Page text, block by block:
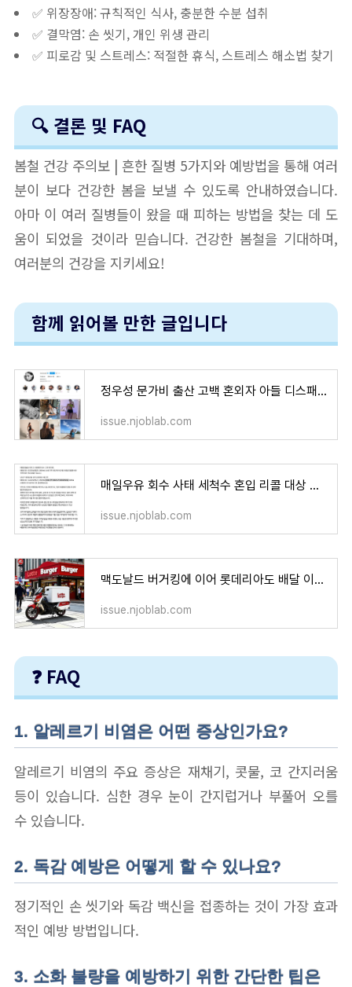
✅ 위장장애: 규칙적인 식사, 충분한 수분 섭취
✅ 결막염: 손 씻기, 개인 위생 관리
✅ 피로감 및 스트레스: 적절한 휴식, 스트레스 해소법 찾기
🔍 결론 및 FAQ
봄철 건강 주의보 | 흔한 질병 5가지와 예방법을 통해 여러
분이 보다 건강한 봄을 보낼 수 있도록 안내하였습니다.
아마 이 여러 질병들이 왔을 때 피하는 방법을 찾는 데 도
움이 되었을 것이라 믿습니다. 건강한 봄철을 기대하며,
여러분의 건강을 지키세요!
함께 읽어볼 만한 글입니다
정우성 문가비 출산 고백 혼외자 아들 디스패치 인스타 일반인 인생네컷사진 사생활 논란
issue.njoblab.com
매일우유 회수 사태 세척수 혼입 리콜 대상 제품 소비기한 제조공장 정보
issue.njoblab.com
맥도날드 버거킹에 이어 롯데리아도 배달 이중가격제 도입
issue.njoblab.com
❓ FAQ
1. 알레르기 비염은 어떤 증상인가요?
알레르기 비염의 주요 증상은 재채기, 콧물, 코 간지러움
등이 있습니다. 심한 경우 눈이 간지럽거나 부풀어 오를
수 있습니다.
2. 독감 예방은 어떻게 할 수 있나요?
정기적인 손 씻기와 독감 백신을 접종하는 것이 가장 효과
적인 예방 방법입니다.
3. 소화 불량을 예방하기 위한 간단한 팁은